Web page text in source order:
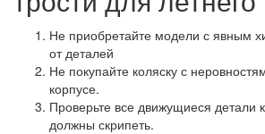
Не приобретайте модели с явным
от деталей
Не покупайте коляску с
корпусе.
Проверьте все движущиеся детали
должны скрипеть.